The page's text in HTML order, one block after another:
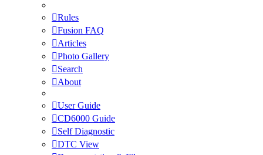
Rules
Fusion FAQ
Articles
Photo Gallery
Search
About
User Guide
CD6000 Guide
Self Diagnostic
DTC View